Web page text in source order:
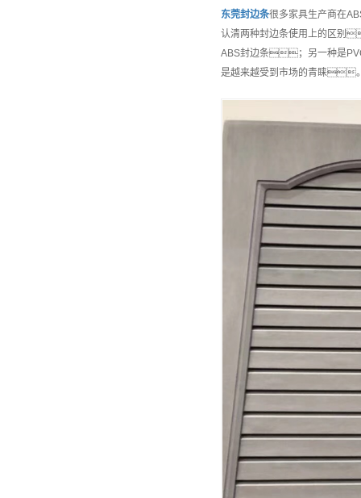
东莞封边条很多家具生产商在
认清两种封边条使用上的区
ABS封边条；另一种是
是越来越受到市场的青睐